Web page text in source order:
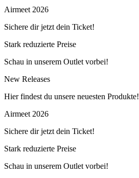
Airmeet 2026
Sichere dir jetzt dein Ticket!
Stark reduzierte Preise
Schau in unserem Outlet vorbei!
New Releases
Hier findest du unsere neuesten Produkte!
Airmeet 2026
Sichere dir jetzt dein Ticket!
Stark reduzierte Preise
Schau in unserem Outlet vorbei!